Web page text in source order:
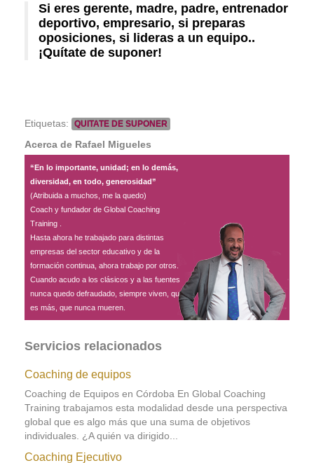
Si eres gerente, madre, padre, entrenador
deportivo, empresario, si preparas
oposiciones, si lideras a un equipo..
¡Quítate de suponer!
Etiquetas: QUITATE DE SUPONER
Acerca de Rafael Migueles
“En lo importante, unidad; en lo demás,
diversidad, en todo, generosidad”
(Atribuida a muchos, me la quedo)
Coach y fundador de Global Coaching
Training .
Hasta ahora he trabajado para distintas
empresas del sector educativo y de la
formación continua, ahora trabajo por otros.
Cuando acudo a los clásicos y a las fuentes
nunca quedo defraudado, siempre viven, que
es más, que nunca mueren.
Servicios relacionados
Coaching de equipos
Coaching de Equipos en Córdoba En Global Coaching
Training trabajamos esta modalidad desde una perspectiva
global que es algo más que una suma de objetivos
individuales. ¿A quién va dirigido...
Coaching Ejecutivo